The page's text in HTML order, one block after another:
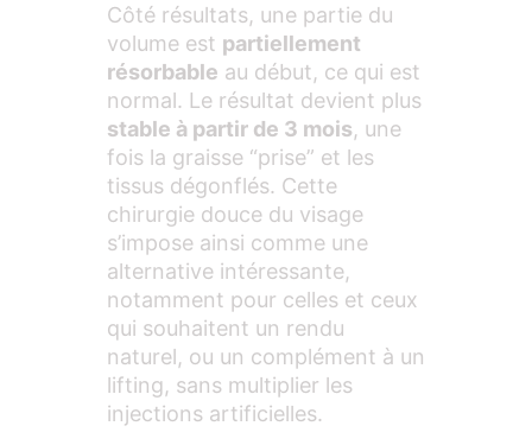
Côté résultats, une partie du
volume est partiellement
résorbable au début, ce qui est
normal. Le résultat devient plus
stable à partir de 3 mois, une
fois la graisse “prise” et les
tissus dégonflés. Cette
chirurgie douce du visage
s’impose ainsi comme une
alternative intéressante,
notamment pour celles et ceux
qui souhaitent un rendu
naturel, ou un complément à un
lifting, sans multiplier les
injections artificielles.